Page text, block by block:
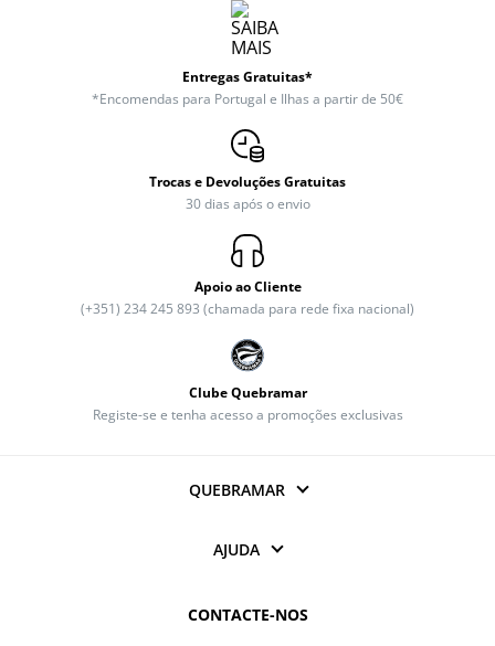
Entregas Gratuitas*
*Encomendas para Portugal e Ilhas a partir de 50€
Trocas e Devoluções Gratuitas
30 dias após o envio
Apoio ao Cliente
(+351) 234 245 893 (chamada para rede fixa nacional)
Clube Quebramar
Registe-se e tenha acesso a promoções exclusivas
QUEBRAMAR
AJUDA
CONTACTE-NOS